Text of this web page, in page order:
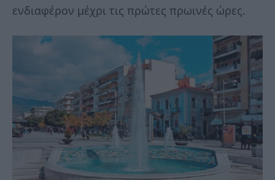
ενδιαφέρον μέχρι τις πρώτες πρωινές ώρες.